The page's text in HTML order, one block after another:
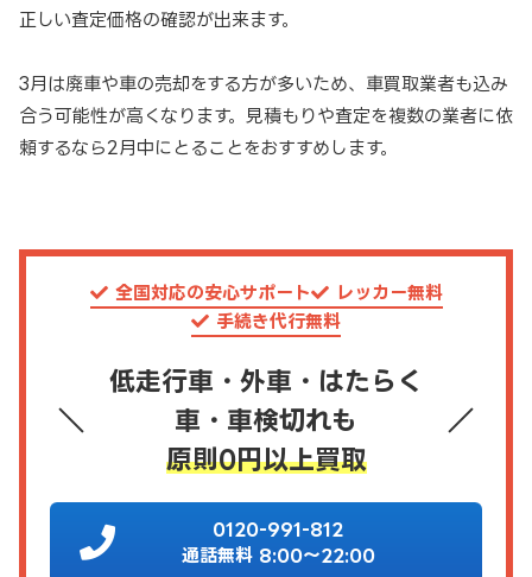
正しい査定価格の確認が出来ます。
3月は廃車や車の売却をする方が多いため、車買取業者も込み
合う可能性が高くなります。見積もりや査定を複数の業者に依
頼するなら2月中にとることをおすすめします。
全国対応の安心サポート
レッカー無料
手続き代行無料
低走行車・外車・はたらく
車・車検切れも
原則0円以上買取
0120-991-812
通話無料 8:00～22:00